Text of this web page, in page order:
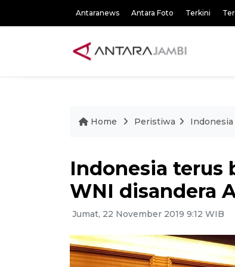
Antaranews Antara Foto Terkini
Home Peristiwa
Indonesia terus
WNI disandera
Jumat, 22 November 2019 9:12 WIB